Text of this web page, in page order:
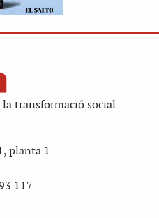
transformació social
planta 1
117